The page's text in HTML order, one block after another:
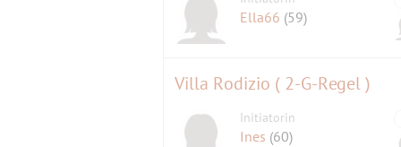
Ella66 (59)
Villa Rodizio ( 2-G-Regel )
Initiatorin
Ines (60)